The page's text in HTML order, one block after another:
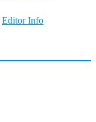
Editor Info